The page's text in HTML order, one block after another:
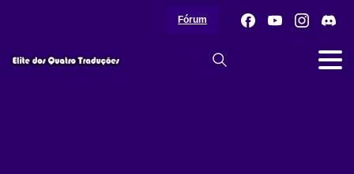
Fórum